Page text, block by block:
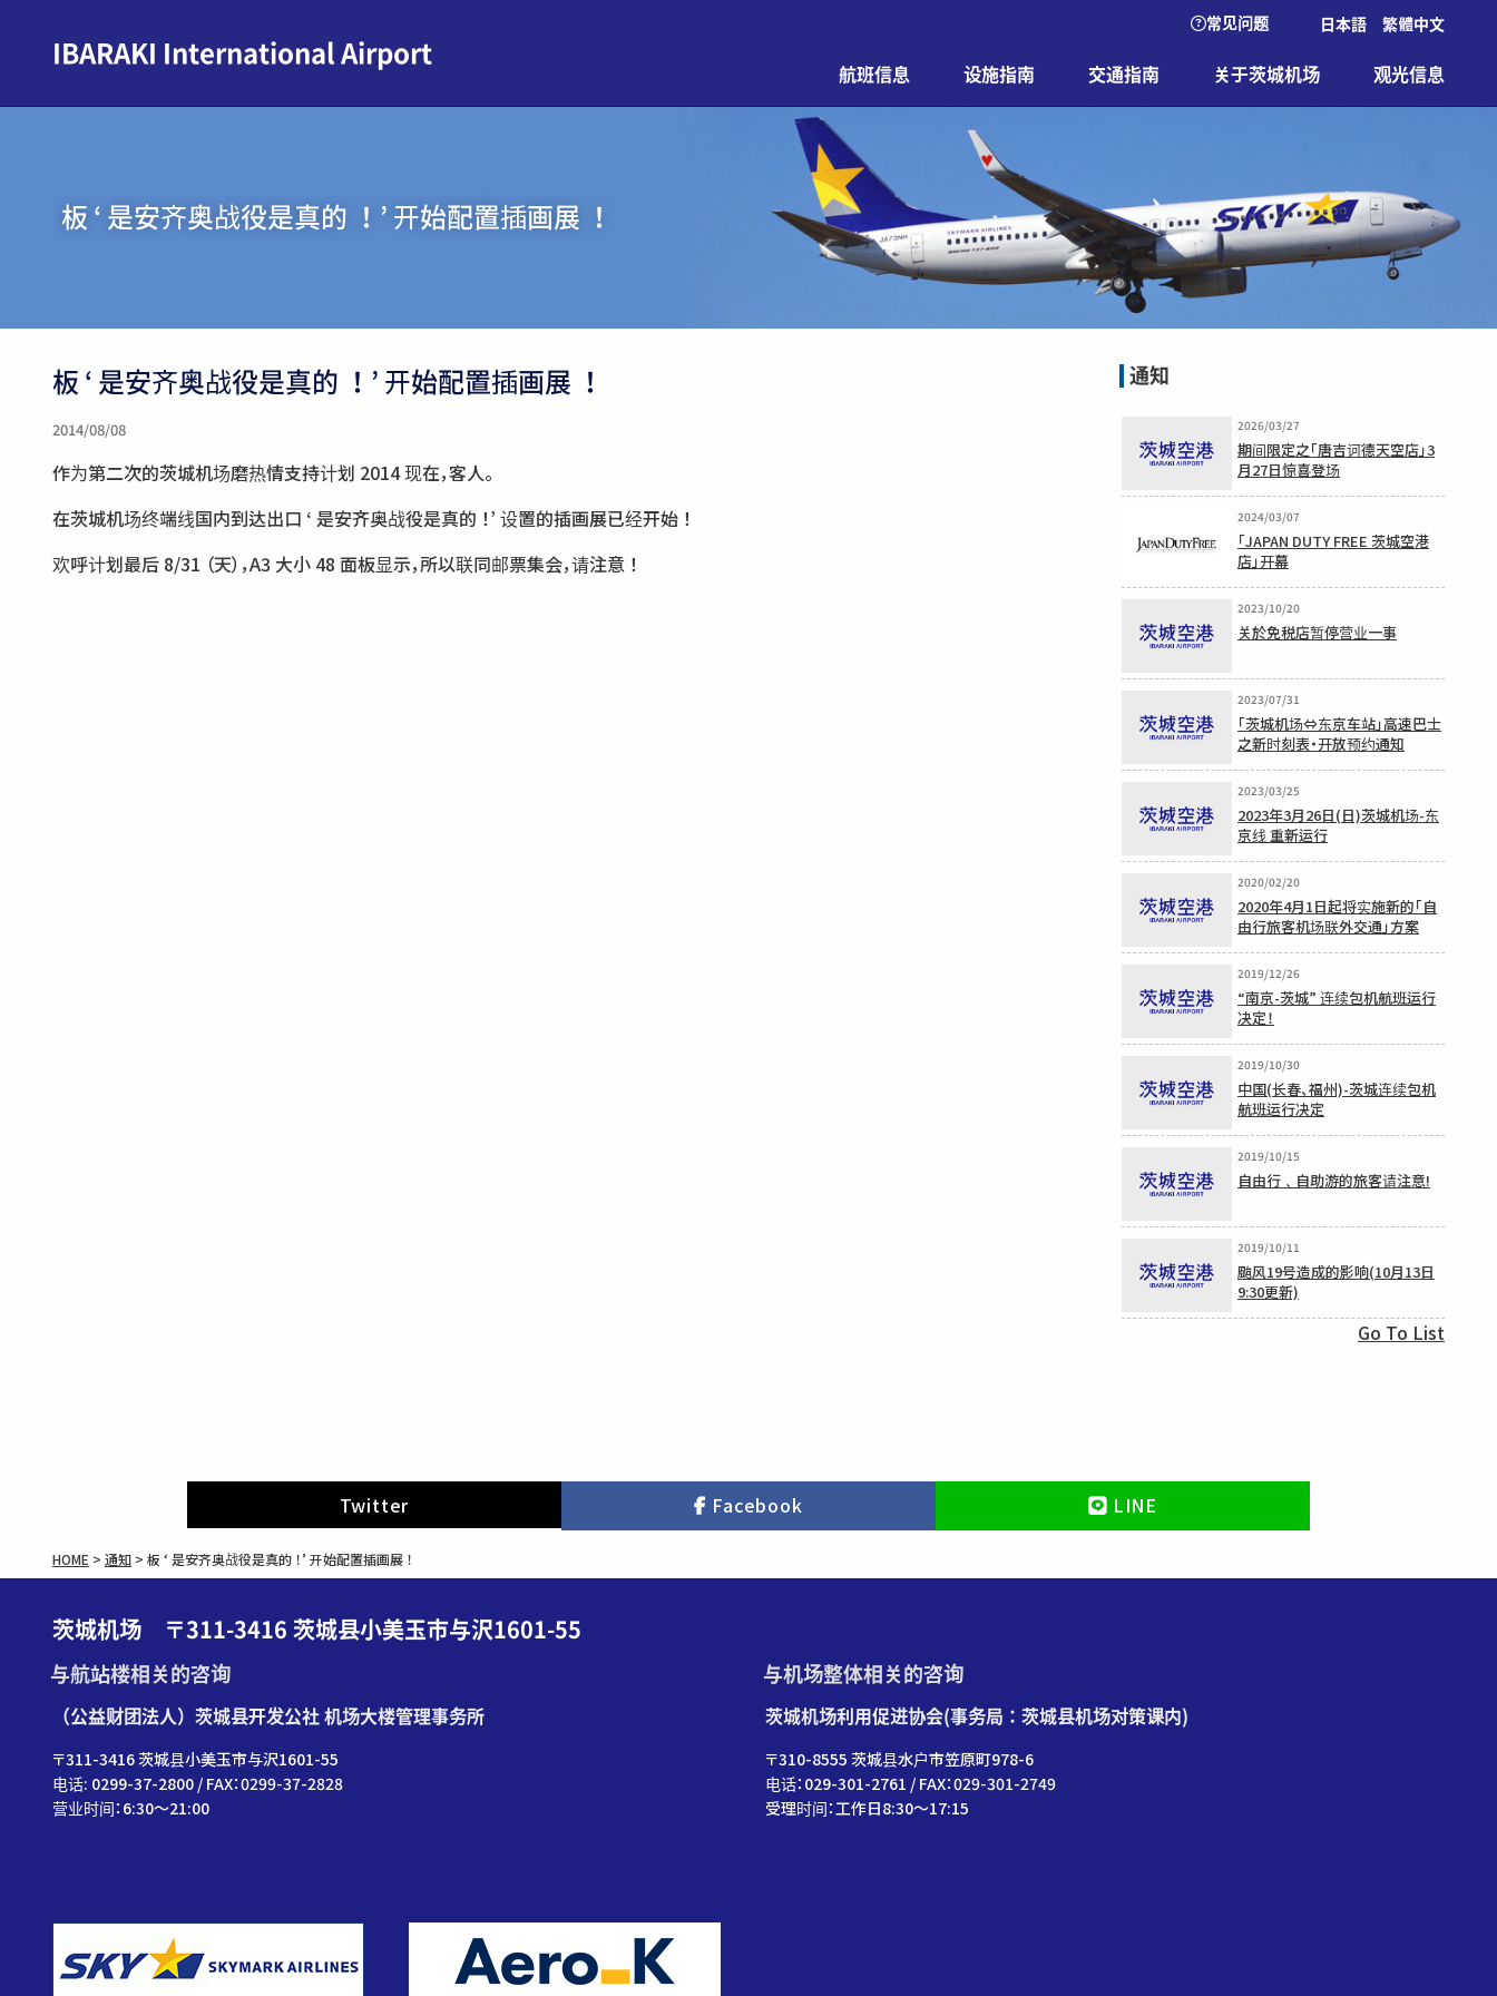
IBARAKI International Airport
常见问题 日本語 繁體中文
航班信息 设施指南 交通指南 关于茨城机场 观光信息
板 ‘ 是安齐奥战役是真的 ！’ 开始配置插画展 ！
板 ‘ 是安齐奥战役是真的 ！’ 开始配置插画展 ！
2014/08/08
作为第二次的茨城机场磨热情支持计划 2014 现在，客人。
在茨城机场终端线国内到达出口 ‘ 是安齐奥战役是真的 ！’ 设置的插画展已经开始 ！
欢呼计划最后 8/31 （天），A3 大小 48 面板显示，所以联同邮票集会，请注意 ！
通知
2026/03/27
期间限定之「唐吉诃德天空店」3
月27日惊喜登场
2024/03/07
「JAPAN DUTY FREE 茨城空港
店」开幕
2023/10/20
关於免税店暂停营业一事
2023/07/31
「茨城机场⇔东京车站」高速巴士
之新时刻表・开放预约通知
2023/03/25
2023年3月26日(日)茨城机场-东
京线 重新运行
2020/02/20
2020年4月1日起将实施新的「自
由行旅客机场联外交通」方案
2019/12/26
“南京-茨城” 连续包机航班运行
决定！
2019/10/30
中国(长春、福州)-茨城连续包机
航班运行决定
2019/10/15
自由行﹑自助游的旅客请注意!
2019/10/11
颱风19号造成的影响(10月13日
9:30更新)
Go To List
Twitter Facebook LINE
HOME > 通知 > 板 ‘ 是安齐奥战役是真的 ！’ 开始配置插画展 ！
茨城机场 〒311-3416 茨城县小美玉市与沢1601-55
与航站楼相关的咨询
（公益财团法人）茨城县开发公社 机场大楼管理事务所
〒311-3416 茨城县小美玉市与沢1601-55
电话: 0299-37-2800 / FAX：0299-37-2828
营业时间：6:30〜21:00
与机场整体相关的咨询
茨城机场利用促进协会(事务局：茨城县机场对策课内)
〒310-8555 茨城县水户市笠原町978-6
电话：029-301-2761 / FAX：029-301-2749
受理时间：工作日8:30～17:15